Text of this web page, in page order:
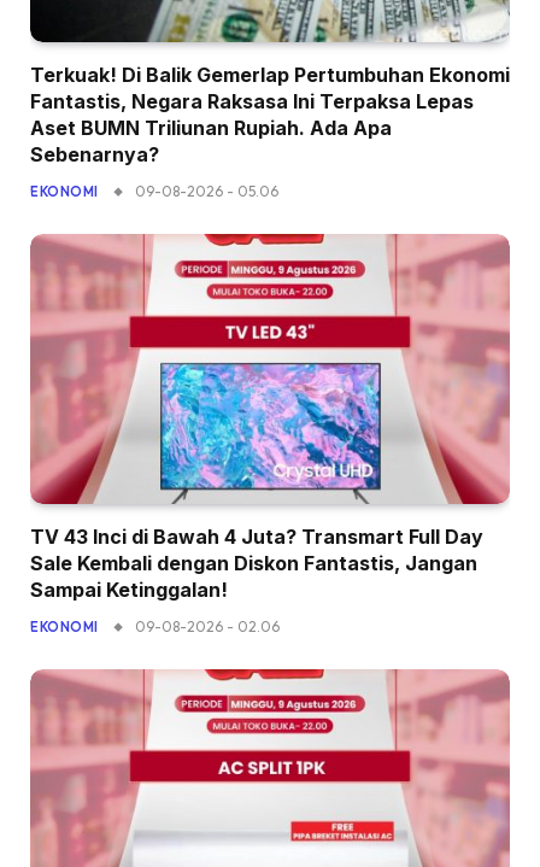
Terkuak! Di Balik Gemerlap Pertumbuhan Ekonomi
Fantastis, Negara Raksasa Ini Terpaksa Lepas
Aset BUMN Triliunan Rupiah. Ada Apa
Sebenarnya?
EKONOMI 09-08-2026 - 05.06
TV 43 Inci di Bawah 4 Juta? Transmart Full Day
Sale Kembali dengan Diskon Fantastis, Jangan
Sampai Ketinggalan!
EKONOMI 09-08-2026 - 02.06